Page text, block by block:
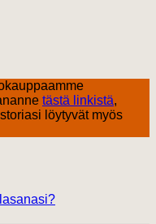
tästä linkistä,
löytyvät myös